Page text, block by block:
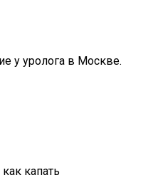
у уролога в Москве.
капать